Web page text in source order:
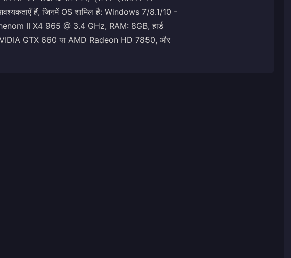
हैं, जिनमें OS शामिल है: Windows 7/8.1/10 -
II X4 965 @ 3.4 GHz, RAM: 8GB, हार्ड
NVIDIA GTX 660 या AMD Radeon HD 7850, और